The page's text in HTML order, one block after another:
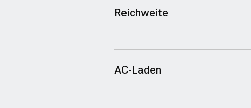
Reichweite
AC-Laden